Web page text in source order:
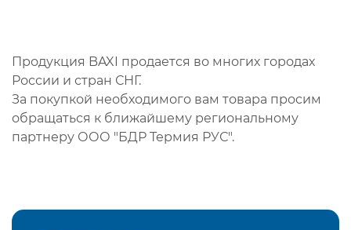
Продукция BAXI продается во многих городах
России и стран СНГ.
За покупкой необходимого вам товара просим
обращаться к ближайшему региональному
партнеру ООО "БДР Термия РУС".